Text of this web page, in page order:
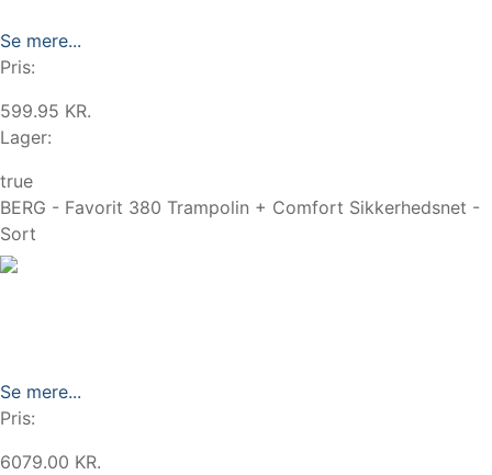
Se mere...
Pris:
599.95 KR.
Lager:
true
BERG - Favorit 380 Trampolin + Comfort Sikkerhedsnet -
Sort
Se mere...
Pris:
6079.00 KR.